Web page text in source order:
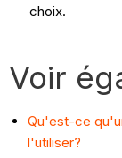
choix.
Voir
Qu'est-ce
l'utiliser?